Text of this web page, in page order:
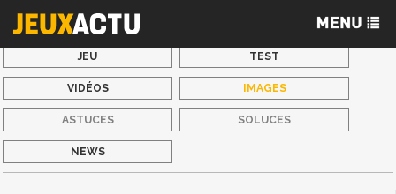
JEU TEST
VIDÉOS IMAGES
ASTUCES SOLUCES
NEWS